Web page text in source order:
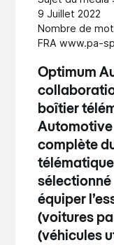
9 Juillet 2022
Nombre de
FRA www.pa-
Optimum
boîtier
Automotive
complète
sélectionné
équiper
(voitures
(véhicules